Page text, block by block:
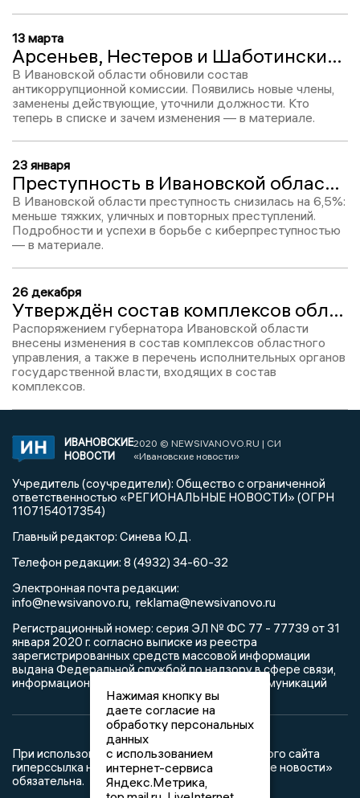
13 марта
Арсеньев, Нестеров и Шаботинский больше не будут противодействовать коррупции в Ивановской области
В Ивановской области обновили состав
антикоррупционной комиссии. Появились новые члены,
заменены действующие, уточнили должности. Кто
теперь в списке и зачем изменения — в материале.
23 января
Преступность в Ивановской области снизилась более чем на 6% по итогам 2025 года
В Ивановской области преступность снизилась на 6,5%:
меньше тяжких, уличных и повторных преступлений.
Подробности и успехи в борьбе с киберпреступностью
— в материале.
26 декабря
Утверждён состав комплексов областного управления в правительстве Ивановского региона
Распоряжением губернатора Ивановской области
внесены изменения в состав комплексов областного
управления, а также в перечень исполнительных органов
государственной власти, входящих в состав
комплексов.
ИВАНОВСКИЕ
НОВОСТИ
2020 © NEWSIVANOVO.RU | СИ
«Ивановские новости»
Учредитель (соучредители): Общество с ограниченной
ответственностью «РЕГИОНАЛЬНЫЕ НОВОСТИ» (ОГРН
1107154017354)
Главный редактор: Синева Ю.Д.
Телефон редакции: 8 (4932) 34-60-32
Электронная почта редакции:
info@newsivanovo.ru, reklama@newsivanovo.ru
Регистрационный номер: серия ЭЛ № ФС 77 - 77739 от 31
января 2020 г. согласно выписке из реестра
зарегистрированных средств массовой информации
выдана Федеральной службой по надзору в сфере связи,
информационных технологий и массовых коммуникаций
При использовании любого материала с данного сайта
гиперссылка на Сетевое издание «Ивановские новости»
обязательна.
Нажимая кнопку вы
даете согласие на
обработку персональных
данных
с использованием
интернет-сервиса
Яндекс.Метрика,